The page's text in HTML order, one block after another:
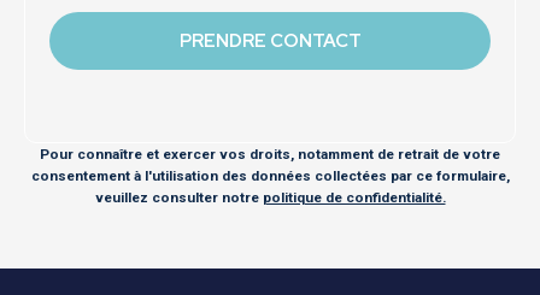
Pour connaître et exercer vos droits, notamment de retrait de votre
consentement à l'utilisation des données collectées par ce formulaire,
veuillez consulter notre politique de confidentialité.